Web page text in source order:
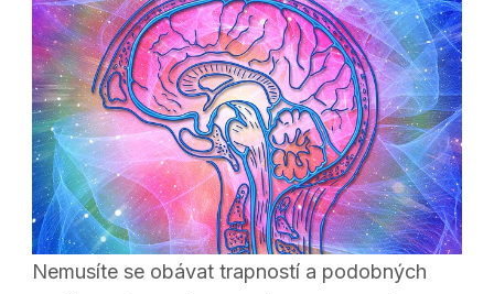
Nemusíte se obávat trapností a podobných